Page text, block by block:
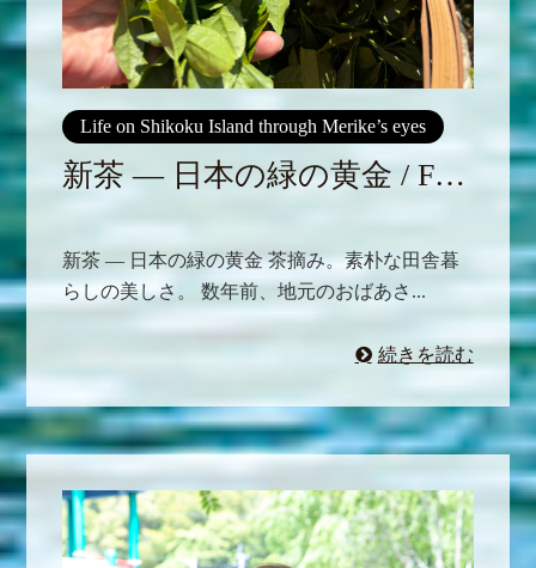
Life on Shikoku Island through Merike’s eyes
新茶 ― 日本の緑の黄金 / F…
新茶 ― 日本の緑の黄金 茶摘み。素朴な田舎暮
らしの美しさ。 数年前、地元のおばあさ...
続きを読む